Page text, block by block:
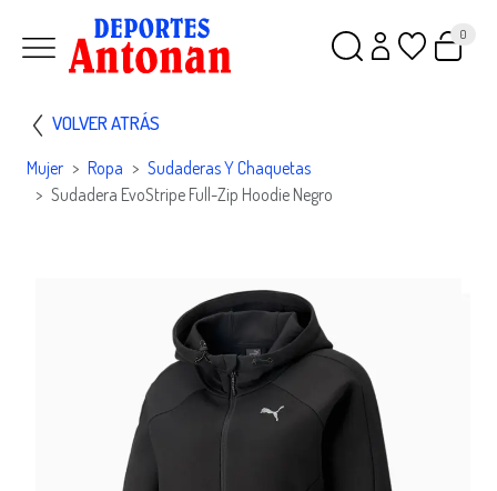
0
VOLVER ATRÁS
Mujer Ropa
Sudaderas Y Chaquetas
Sudadera EvoStripe Full-Zip Hoodie Negro